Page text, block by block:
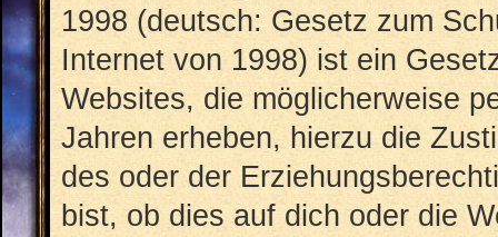
1998 (deutsch: Gesetz zum
Internet von 1998) ist ein
Websites, die möglicherweise
Jahren erheben, hierzu die
des oder der
bist, ob dies auf dich oder die